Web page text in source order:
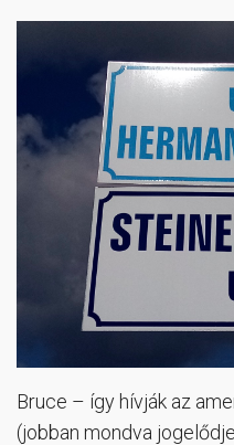
Bruce – így hívják az
(jobban mondva